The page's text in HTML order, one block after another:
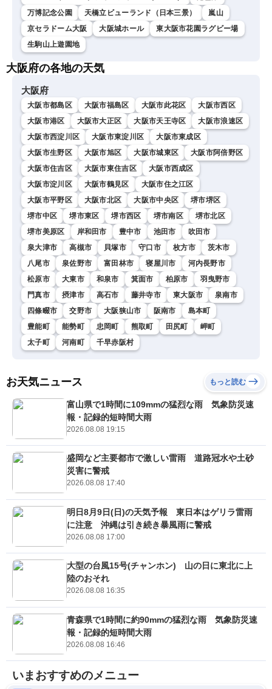
万博記念公園
天橋立ビューランド（日本三景）
嵐山
京セラドーム大阪
大阪城ホール
東大阪市花園ラグビー場
生駒山上遊園地
大阪府の各地の天気
大阪府
大阪市都島区 大阪市福島区 大阪市此花区
大阪市西区
大阪市港区
大阪市大正区 大阪市天王寺区
大阪市浪速区
大阪市西淀川区
大阪市東淀川区
大阪市東成区
大阪市生野区
大阪市旭区 大阪市城東区
大阪市阿倍野区
大阪市住吉区
大阪市東住吉区
大阪市西成区
大阪市淀川区
大阪市鶴見区
大阪市住之江区
大阪市平野区
大阪市北区 大阪市中央区
堺市堺区
堺市中区
堺市東区 堺市西区 堺市南区
堺市北区
堺市美原区
岸和田市 豊中市 池田市
吹田市
泉大津市
高槻市 貝塚市 守口市 枚方市
茨木市
八尾市
泉佐野市 富田林市 寝屋川市
河内長野市
松原市
大東市 和泉市 箕面市 柏原市
羽曳野市
門真市
摂津市 高石市 藤井寺市 東大阪市
泉南市
四條畷市
交野市 大阪狭山市 阪南市
島本町
豊能町
能勢町 忠岡町 熊取町 田尻町
岬町
太子町
河南町 千早赤阪村
お天気ニュース もっと読む
富山県で1時間に109mmの猛烈な雨 気象防災速
報・記録的短時間大雨
2026.08.08 19:15
盛岡など主要都市で激しい雷雨 道路冠水や土砂
災害に警戒
2026.08.08 17:40
明日8月9日(日)の天気予報 東日本はゲリラ雷雨
に注意 沖縄は引き続き暴風雨に警戒
2026.08.08 17:00
大型の台風15号(チャンホン) 山の日に東北に上
陸のおそれ
2026.08.08 16:35
青森県で1時間に約90mmの猛烈な雨 気象防災速
報・記録的短時間大雨
2026.08.08 16:46
いまおすすめのメニュー